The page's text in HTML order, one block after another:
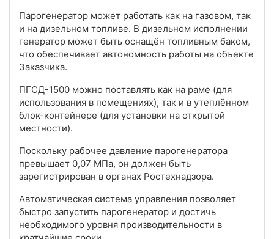
Парогенератор может работать как на газовом, так
и на дизельном топливе. В дизельном исполнении
генератор может быть оснащён топливным баком,
что обеспечивает автономность работы на объекте
Заказчика.
ПГСД-1500 можно поставлять как на раме (для
использования в помещениях), так и в утеплённом
блок-контейнере (для установки на открытой
местности).
Поскольку рабочее давление парогенератора
превышает 0,07 МПа, он должен быть
зарегистрирован в органах Ростехнадзора.
Автоматическая система управления позволяет
быстро запустить парогенератор и достичь
необходимого уровня производительности в